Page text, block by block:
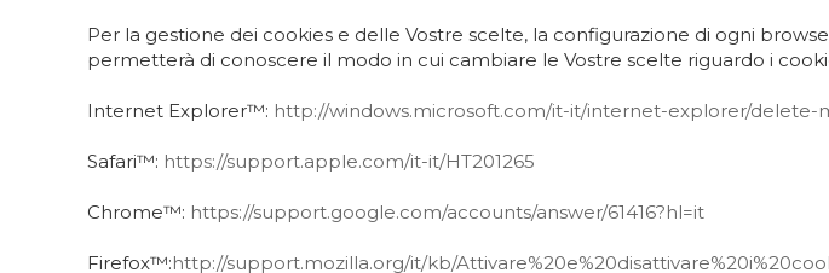
Per la gestione dei cookies e delle Vostre scelte, la configurazione di ogni
permetterà di conoscere il modo in cui cambiare le Vostre scelte riguardo i
Internet Explorer™: http://windows.microsoft.com/it-it/internet-explorer/delete-
Safari™: https://support.apple.com/it-it/HT201265
Chrome™: https://support.google.com/accounts/answer/61416?hl=it
Firefox™:http://support.mozilla.org/it/kb/